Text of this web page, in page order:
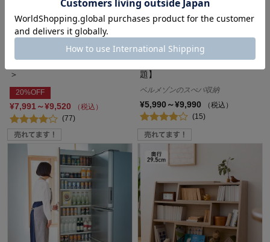
パイン材の折りたたみ式頑丈ハ
＞
20%OFF
¥7,991～¥9,520
（税込）
(77)
サイズが選べる押入れ・クロー
題】
ベルメゾンのスぺパ収納
¥5,990～¥9,990
（税込）
(15)